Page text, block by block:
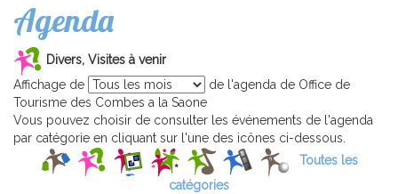
Agenda
Divers, Visites à venir
Affichage de
de l'agenda de Office de
Tourisme des Combes a la Saone
Vous pouvez choisir de consulter les événements de l'agenda
par catégorie en cliquant sur l'une des icônes ci-dessous.
Toutes les
catégories